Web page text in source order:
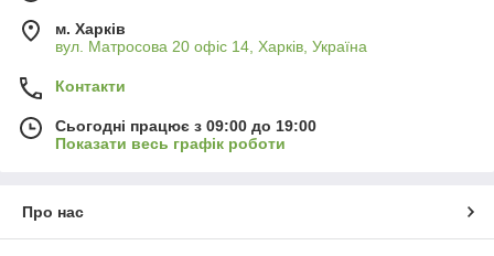
м. Харків
вул. Матросова 20 офіс 14, Харків, Україна
Контакти
Сьогодні працює з 09:00 до 19:00
Показати весь графік роботи
Про нас